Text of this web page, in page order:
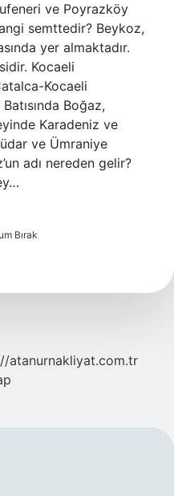
ve Poyrazköy
semttedir? Beykoz,
yer almaktadır.
Kocaeli
Kocaeli
Boğaz,
Karadeniz ve
ve Ümraniye
adı nereden gelir?
Bırak
atanurnakliyat.com.tr